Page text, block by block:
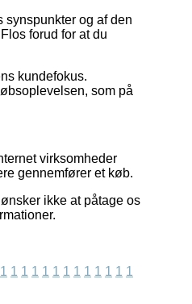
og af den
forud for at du
kundefokus.
som på
virksomheder
gennemfører et køb.
ikke at påtage os
1 1 1 1 1 1 1 1 1 1 1 1 1